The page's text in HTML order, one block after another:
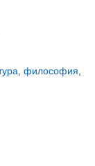
, философия,